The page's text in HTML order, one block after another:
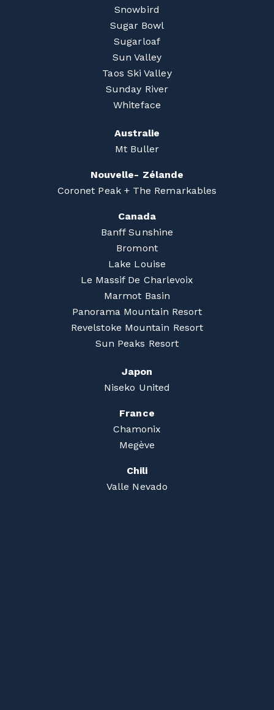
Snowbird
Sugar Bowl
Sugarloaf
Sun Valley
Taos Ski Valley
Sunday River
Whiteface
Australie
Mt Buller
Nouvelle- Zélande
Coronet Peak + The Remarkables
Canada
Banff Sunshine
Bromont
Lake Louise
Le Massif De Charlevoix
Marmot Basin
Panorama Mountain Resort
Revelstoke Mountain Resort
Sun Peaks Resort
Japon
Niseko United
France
Chamonix
Megève
Chili
Valle Nevado